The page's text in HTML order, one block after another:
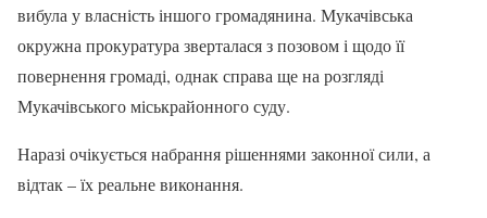
вибула у власність іншого громадянина. Мукачівська
окружна прокуратура зверталася з позовом і щодо її
повернення громаді, однак справа ще на розгляді
Мукачівського міськрайонного суду.
Наразі очікується набрання рішеннями законної сили, а
відтак – їх реальне виконання.